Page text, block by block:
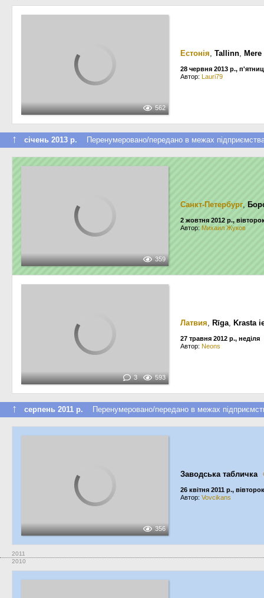
562
Естонія, Tallinn,
28 червня 2013 р.,
Автор: Lauri79
↑ січень 2013 р. Перенумеровано/передано в межах
359
Санкт-Петербург,
2 жовтня 2012 р.,
Автор: Михаил Жуков
3 593
Латвия, Rīga, Krasta
27 травня 2012 р., неділя
Автор: Neons
↑ серпень 2011 р. Перенумеровано/передано в межах
356
Заводська табличка
26 квітня 2011 р., вівторок
Автор: Vovcikans
2011
2010